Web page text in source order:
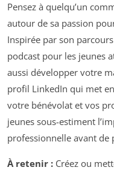
Pensez à quelqu’un
autour de sa passion
Inspirée par son
podcast pour les jeunes
aussi développer votre
profil LinkedIn qui met
votre bénévolat et vos
jeunes sous-estiment
professionnelle avant de
À retenir : Créez ou